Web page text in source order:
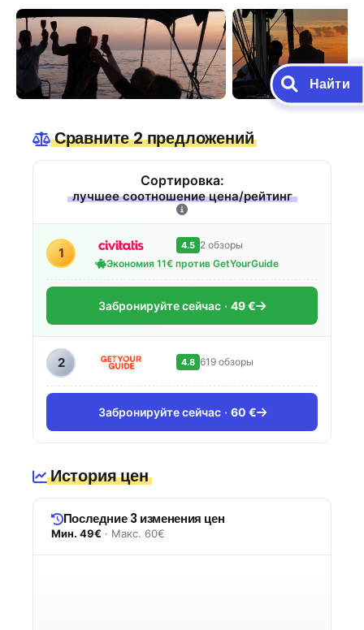
Сравните 2 предложений
Сортировка:
лучшее соотношение цена/рейтинг
1 4.5 2 обзоры
Экономия 11€ против GetYourGuide
Забронируйте сейчас 49 €
2 4.8 619 обзоры
Забронируйте сейчас 60 €
История цен
Последние 3 изменения цен
Мин. 49€ · Макс. 60€
Найти